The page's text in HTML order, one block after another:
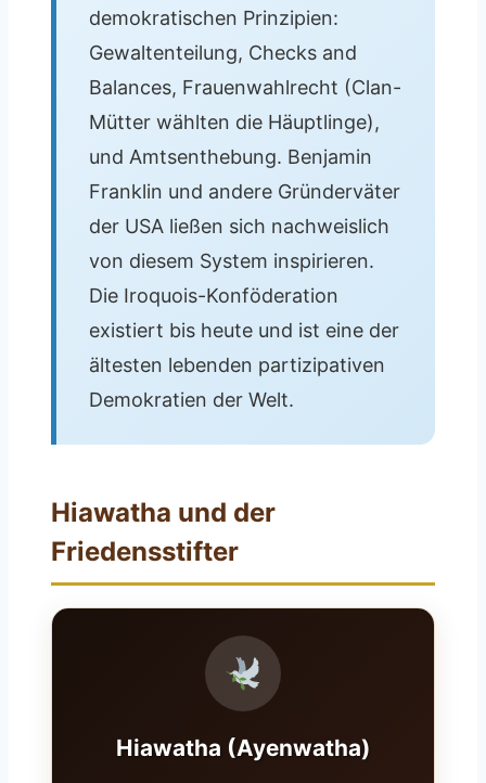
demokratischen Prinzipien:
Gewaltenteilung, Checks and
Balances, Frauenwahlrecht (Clan-
Mütter wählten die Häuptlinge),
und Amtsenthebung. Benjamin
Franklin und andere Gründerväter
der USA ließen sich nachweislich
von diesem System inspirieren.
Die Iroquois-Konföderation
existiert bis heute und ist eine der
ältesten lebenden partizipativen
Demokratien der Welt.
Hiawatha und der
Friedensstifter
Hiawatha (Ayenwatha)